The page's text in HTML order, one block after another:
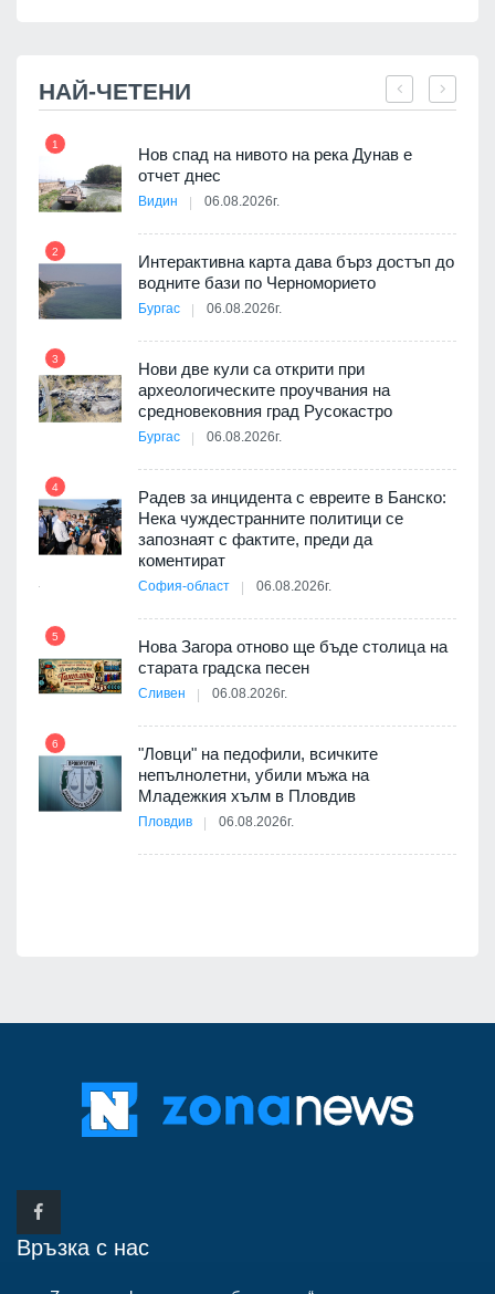
НАЙ-ЧЕТЕНИ
1
Нов спад на нивото на река Дунав е
отчет днес
Видин 06.08.2026г.
2
Интерактивна карта дава бърз достъп до
водните бази по Черноморието
Бургас 06.08.2026г.
3
Нови две кули са открити при
археологическите проучвания на
средновековния град Русокастро
Бургас 06.08.2026г.
4
Радев за инцидента с евреите в Банско:
Нека чуждестранните политици се
запознаят с фактите, преди да
коментират
София-област 06.08.2026г.
5
Нова Загора отново ще бъде столица на
старата градска песен
Сливен 06.08.2026г.
6
"Ловци" на педофили, всичките
непълнолетни, убили мъжа на
Младежкия хълм в Пловдив
Пловдив 06.08.2026г.
Връзка с нас